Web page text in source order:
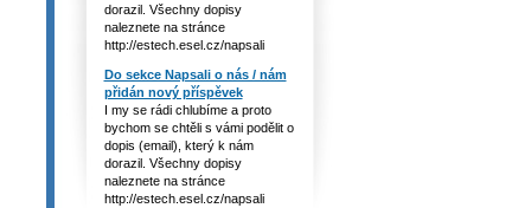
dorazil. Všechny dopisy
naleznete na stránce
http://estech.esel.cz/napsali
Do sekce Napsali o nás / nám
přidán nový příspěvek
I my se rádi chlubíme a proto
bychom se chtěli s vámi podělit o
dopis (email), který k nám
dorazil. Všechny dopisy
naleznete na stránce
http://estech.esel.cz/napsali